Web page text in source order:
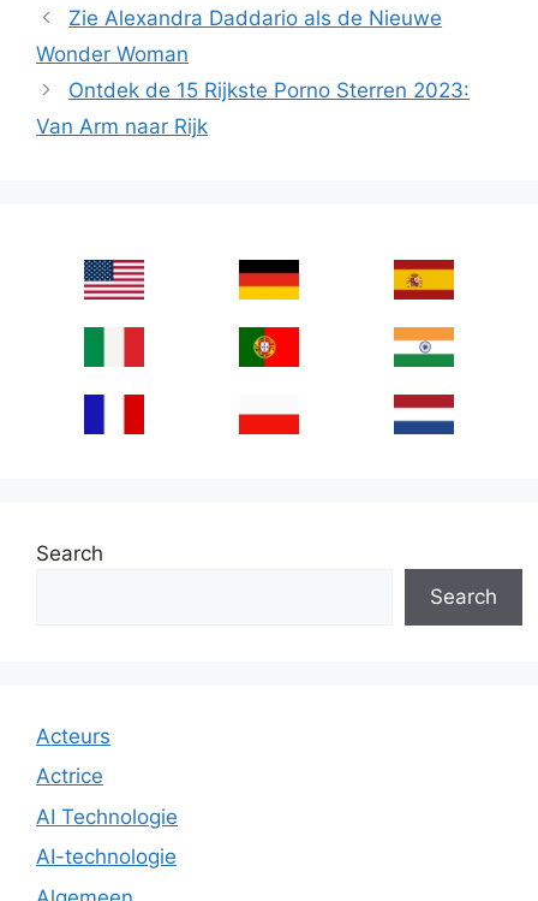
Zie Alexandra Daddario als de Nieuwe
Wonder Woman
Ontdek de 15 Rijkste Porno Sterren 2023:
Van Arm naar Rijk
Search
Search
Acteurs
Actrice
AI Technologie
AI-technologie